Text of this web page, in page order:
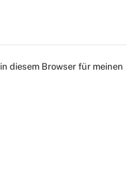
diesem Browser für meinen